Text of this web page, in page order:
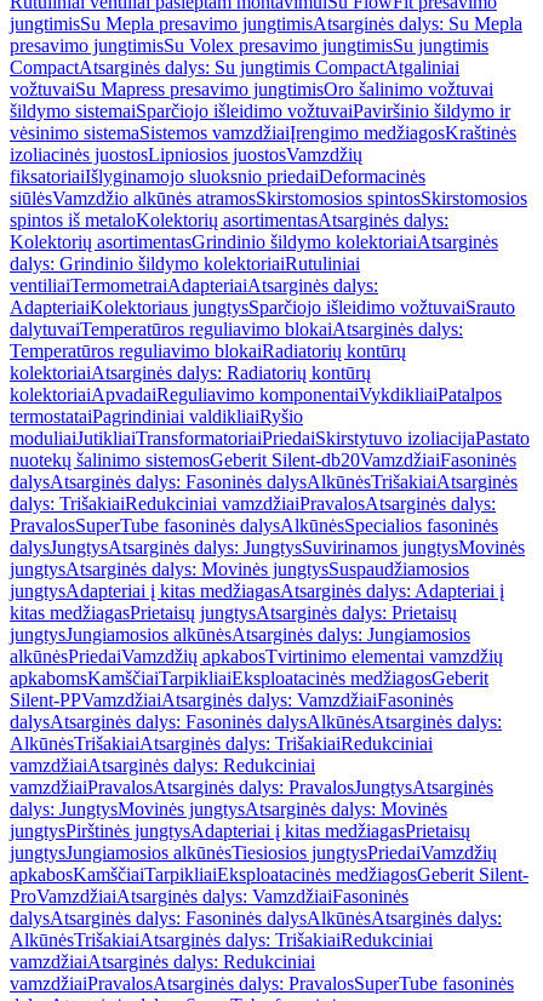
jungtimisSu Mepla presavimo jungtimisAtsarginės dalys: Su Mepla
presavimo jungtimisSu Volex presavimo jungtimisSu jungtimis
CompactAtsarginės dalys: Su jungtimis CompactAtgaliniai
vožtuvaiSu Mapress presavimo jungtimisOro šalinimo vožtuvai
šildymo sistemaiSparčiojo išleidimo vožtuvaiPaviršinio šildymo ir
vėsinimo sistemaSistemos vamzdžiaiĮrengimo medžiagosKraštinės
izoliacinės juostosLipniosios juostosVamzdžių
fiksatoriaiIšlyginamojo sluoksnio priedaiDeformacinės
siūlėsVamzdžio alkūnės atramosSkirstomosios spintosSkirstomosios
spintos iš metaloKolektorių asortimentasAtsarginės dalys:
Kolektorių asortimentasGrindinio šildymo kolektoriaiAtsarginės
dalys: Grindinio šildymo kolektoriaiRutuliniai
ventiliaiTermometraiAdapteriaiAtsarginės dalys:
AdapteriaiKolektoriaus jungtysSparčiojo išleidimo vožtuvaiSrauto
dalytuvaiTemperatūros reguliavimo blokaiAtsarginės dalys:
Temperatūros reguliavimo blokaiRadiatorių kontūrų
kolektoriaiAtsarginės dalys: Radiatorių kontūrų
kolektoriaiApvadaiReguliavimo komponentaiVykdikliaiPatalpos
termostataiPagrindiniai valdikliaiRyšio
moduliaiJutikliaiTransformatoriaiPriedaiSkirstytuvo izoliacijaPastato
nuotekų šalinimo sistemosGeberit Silent-db20VamzdžiaiFasoninės
dalysAtsarginės dalys: Fasoninės dalysAlkūnėsTrišakiaiAtsarginės
dalys: TrišakiaiRedukciniai vamzdžiaiPravalosAtsarginės dalys:
PravalosSuperTube fasoninės dalysAlkūnėsSpecialios fasoninės
dalysJungtysAtsarginės dalys: JungtysSuvirinamos jungtysMovinės
jungtysAtsarginės dalys: Movinės jungtysSuspaudžiamosios
jungtysAdapteriai į kitas medžiagasAtsarginės dalys: Adapteriai į
kitas medžiagasPrietaisų jungtysAtsarginės dalys: Prietaisų
jungtysJungiamosios alkūnėsAtsarginės dalys: Jungiamosios
alkūnėsPriedaiVamzdžių apkabosTvirtinimo elementai vamzdžių
apkabomsKamščiaiTarpikliaiEksploatacinės medžiagosGeberit
Silent-PPVamzdžiaiAtsarginės dalys: VamzdžiaiFasoninės
dalysAtsarginės dalys: Fasoninės dalysAlkūnėsAtsarginės dalys:
AlkūnėsTrišakiaiAtsarginės dalys: TrišakiaiRedukciniai
vamzdžiaiAtsarginės dalys: Redukciniai
vamzdžiaiPravalosAtsarginės dalys: PravalosJungtysAtsarginės
dalys: JungtysMovinės jungtysAtsarginės dalys: Movinės
jungtysPirštinės jungtysAdapteriai į kitas medžiagasPrietaisų
jungtysJungiamosios alkūnėsTiesiosios jungtysPriedaiVamzdžių
apkabosKamščiaiTarpikliaiEksploatacinės medžiagosGeberit Silent-
ProVamzdžiaiAtsarginės dalys: VamzdžiaiFasoninės
dalysAtsarginės dalys: Fasoninės dalysAlkūnėsAtsarginės dalys:
AlkūnėsTrišakiaiAtsarginės dalys: TrišakiaiRedukciniai
vamzdžiaiAtsarginės dalys: Redukciniai
vamzdžiaiPravalosAtsarginės dalys: PravalosSuperTube fasoninės